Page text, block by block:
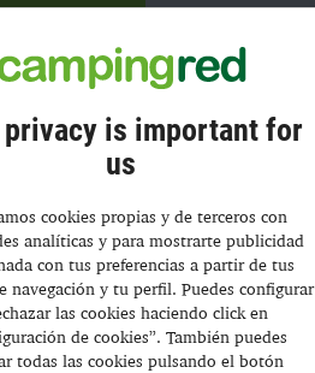
18
privacy is important for
us
cookies propias y de terceros con
analíticas y para mostrarte publicidad
con tus preferencias a partir de tus
navegación y tu perfil. Puedes configurar
las cookies haciendo click en
de cookies”. También puedes
todas las cookies pulsando el botón